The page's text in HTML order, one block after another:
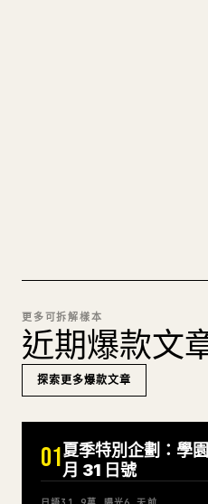
更多可拆解樣本
近期爆款文
探索更多爆款文章
01夏季特別企劃：學
月 31 日號